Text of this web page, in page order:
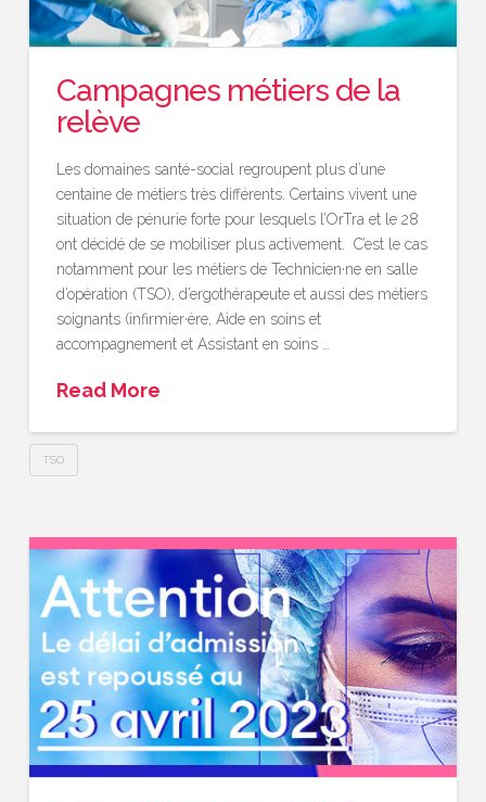
Campagnes métiers de la
relève
Les domaines santé-social regroupent plus d’une
centaine de métiers très différents. Certains vivent une
situation de pénurie forte pour lesquels l’OrTra et le 28
ont décidé de se mobiliser plus activement. C’est le cas
notamment pour les métiers de Technicien·ne en salle
d’opération (TSO), d’ergothérapeute et aussi des métiers
soignants (infirmier·ère, Aide en soins et
accompagnement et Assistant en soins …
Read More
TSO